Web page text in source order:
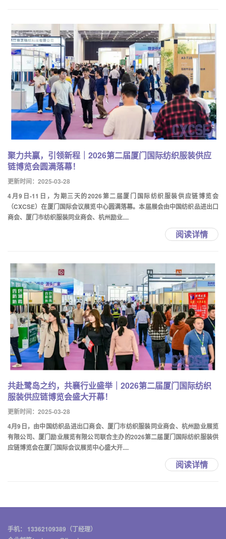
聚力共赢，引领新程｜2026第二届厦门国际纺织服装供应
链博览会圆满落幕！
更新时间：2025-03-28
4月9日-11日，为期三天的2026第二届厦门国际纺织服装供应链博览会
（CXCSE）在厦门国际会议展览中心圆满落幕。本届展会由中国纺织品进出口
商会、厦门市纺织服装同业商会、杭州励业....
阅读详情
共赴鹭岛之约，共襄行业盛举｜2026第二届厦门国际纺织
服装供应链博览会盛大开幕！
更新时间：2025-03-28
4月9日，由中国纺织品进出口商会、厦门市纺织服装同业商会、杭州励业展览
有限公司、厦门励业展览有限公司联合主办的2026第二届厦门国际纺织服装供
应链博览会在厦门国际会议展览中心盛大开....
阅读详情
手机： 13362109389（丁经理）